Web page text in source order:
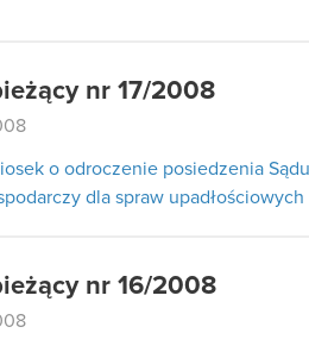
nr 17/2008
o odroczenie posiedzenia
dla spraw
nr 16/2008